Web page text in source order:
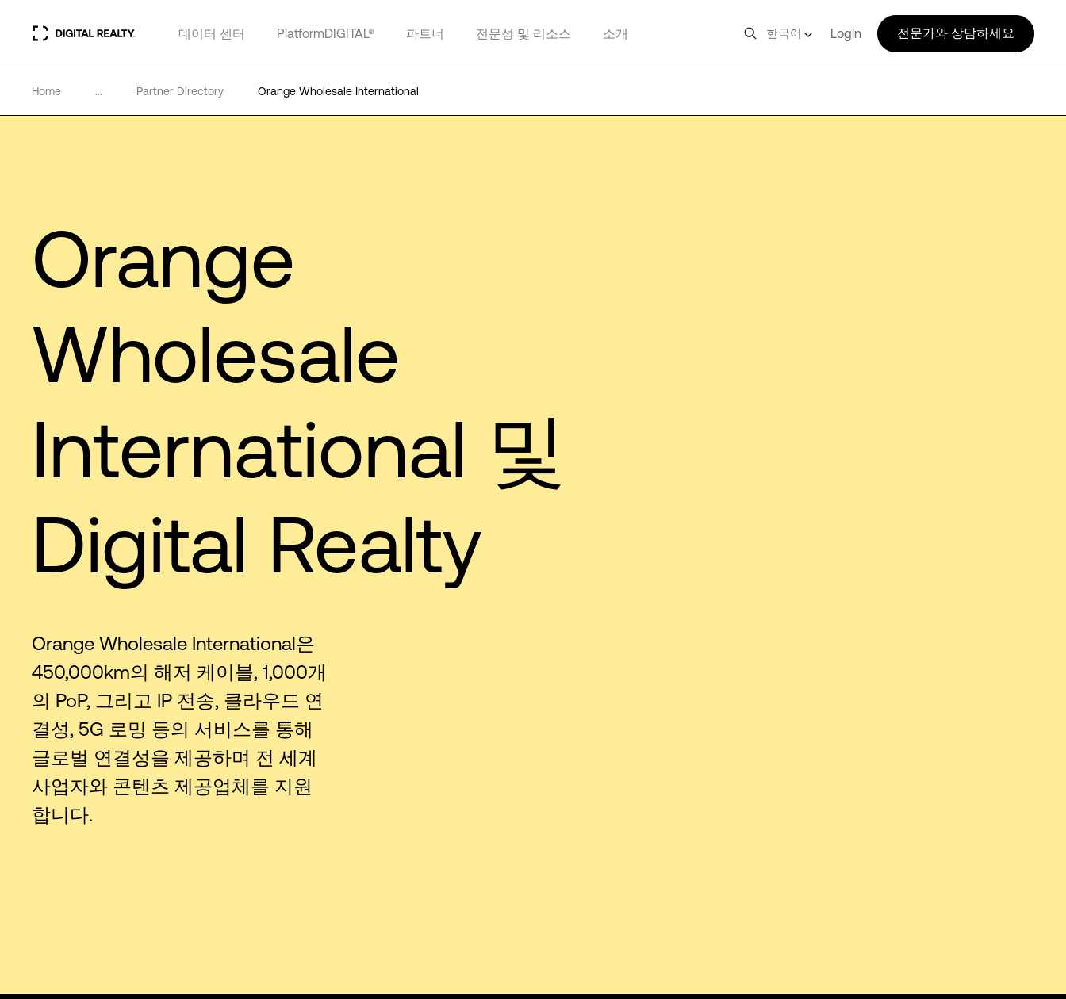
데이터 센터 PlatformDIGITAL® 파트너 전문성 및 리소스 소개 한국어 Login 전문가와 상담하세요
Home ... Partner Directory Orange Wholesale International
Orange
Wholesale
International 및
Digital Realty
Orange Wholesale International은
450,000km의 해저 케이블, 1,000개
의 PoP, 그리고 IP 전송, 클라우드 연
결성, 5G 로밍 등의 서비스를 통해
글로벌 연결성을 제공하며 전 세계
사업자와 콘텐츠 제공업체를 지원
합니다.